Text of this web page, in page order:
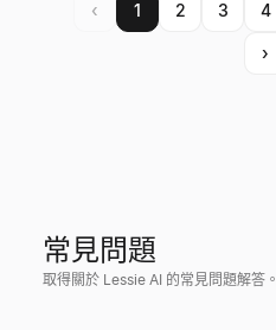
‹ 1 2 3 4
›
常見問題
取得關於 Lessie AI 的常見問題解答。